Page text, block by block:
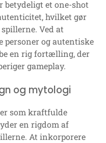
betydeligt et one-shot
hvilket gør
Ved at
personer og autentiske
en rig fortælling, der
gameplay.
og mytologi
som kraftfulde
en rigdom af
At inkorporere